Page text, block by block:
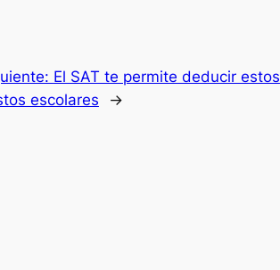
El SAT te permite deducir estos
escolares
→